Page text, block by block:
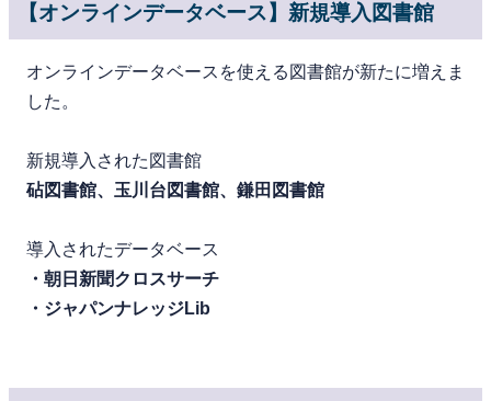
【オンラインデータベース】新規導入図書館
オンラインデータベースを使える図書館が新たに増えま
した。
新規導入された図書館
砧図書館、玉川台図書館、鎌田図書館
導入されたデータベース
・朝日新聞クロスサーチ
・ジャパンナレッジLib